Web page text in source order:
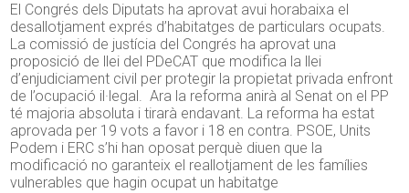
El Congrés dels Diputats ha aprovat avui horabaixa el
desallotjament exprés d’habitatges de particulars ocupats.
La comissió de justícia del Congrés ha aprovat una
proposició de llei del PDeCAT que modifica la llei
d’enjudiciament civil per protegir la propietat privada enfront
de l’ocupació il·legal. Ara la reforma anirà al Senat on el PP
té majoria absoluta i tirarà endavant. La reforma ha estat
aprovada per 19 vots a favor i 18 en contra. PSOE, Units
Podem i ERC s’hi han oposat perquè diuen que la
modificació no garanteix el reallotjament de les famílies
vulnerables que hagin ocupat un habitatge